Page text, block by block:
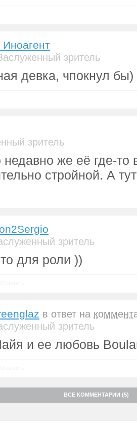
зритель
девка, чпокнул
зритель
недавно же её где-
стройной. А
зритель
для роли ))
в ответ на
зритель
и ее любовь
ВСЕ КОММЕНТАРИИ (5)